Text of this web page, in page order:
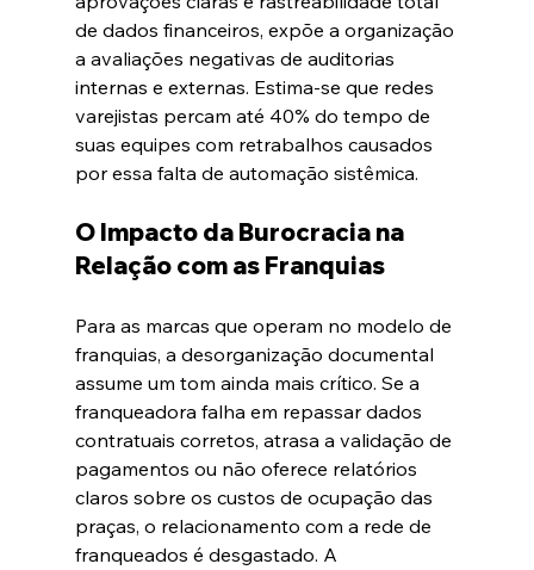
de dados financeiros, expõe a organização
a avaliações negativas de auditorias
internas e externas. Estima-se que redes
varejistas percam até 40% do tempo de
suas equipes com retrabalhos causados
por essa falta de automação sistêmica.
O Impacto da Burocracia na
Relação com as Franquias
Para as marcas que operam no modelo de
franquias, a desorganização documental
assume um tom ainda mais crítico. Se a
franqueadora falha em repassar dados
contratuais corretos, atrasa a validação de
pagamentos ou não oferece relatórios
claros sobre os custos de ocupação das
praças, o relacionamento com a rede de
franqueados é desgastado. A